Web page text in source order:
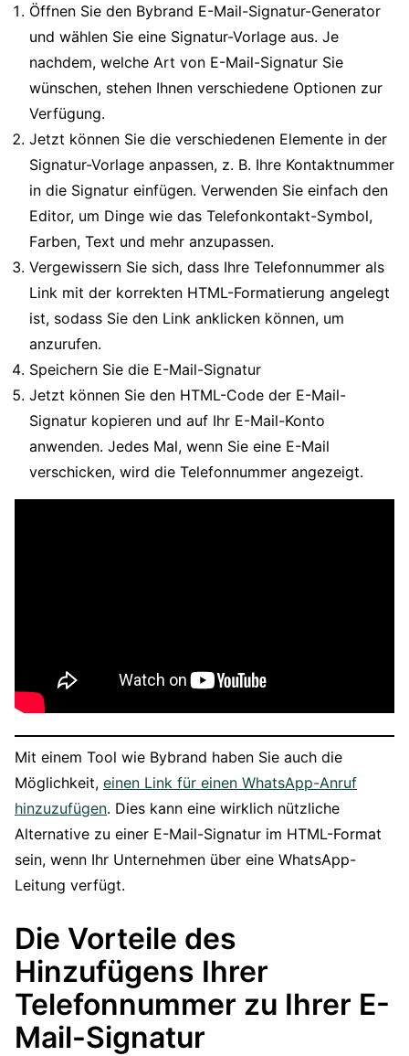
Öffnen Sie den Bybrand E-Mail-Signatur-Generator
und wählen Sie eine Signatur-Vorlage aus. Je
nachdem, welche Art von E-Mail-Signatur Sie
wünschen, stehen Ihnen verschiedene Optionen zur
Verfügung.
Jetzt können Sie die verschiedenen Elemente in der
Signatur-Vorlage anpassen, z. B. Ihre Kontaktnummer
in die Signatur einfügen. Verwenden Sie einfach den
Editor, um Dinge wie das Telefonkontakt-Symbol,
Farben, Text und mehr anzupassen.
Vergewissern Sie sich, dass Ihre Telefonnummer als
Link mit der korrekten HTML-Formatierung angelegt
ist, sodass Sie den Link anklicken können, um
anzurufen.
Speichern Sie die E-Mail-Signatur
Jetzt können Sie den HTML-Code der E-Mail-
Signatur kopieren und auf Ihr E-Mail-Konto
anwenden. Jedes Mal, wenn Sie eine E-Mail
verschicken, wird die Telefonnummer angezeigt.
Mit einem Tool wie Bybrand haben Sie auch die
Möglichkeit, einen Link für einen WhatsApp-Anruf
hinzuzufügen. Dies kann eine wirklich nützliche
Alternative zu einer E-Mail-Signatur im HTML-Format
sein, wenn Ihr Unternehmen über eine WhatsApp-
Leitung verfügt.
Die Vorteile des
Hinzufügens Ihrer
Telefonnummer zu Ihrer E-
Mail-Signatur